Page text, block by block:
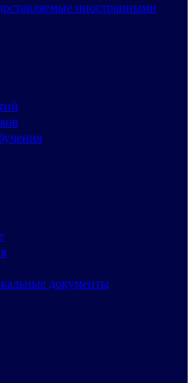
иностранными
документы